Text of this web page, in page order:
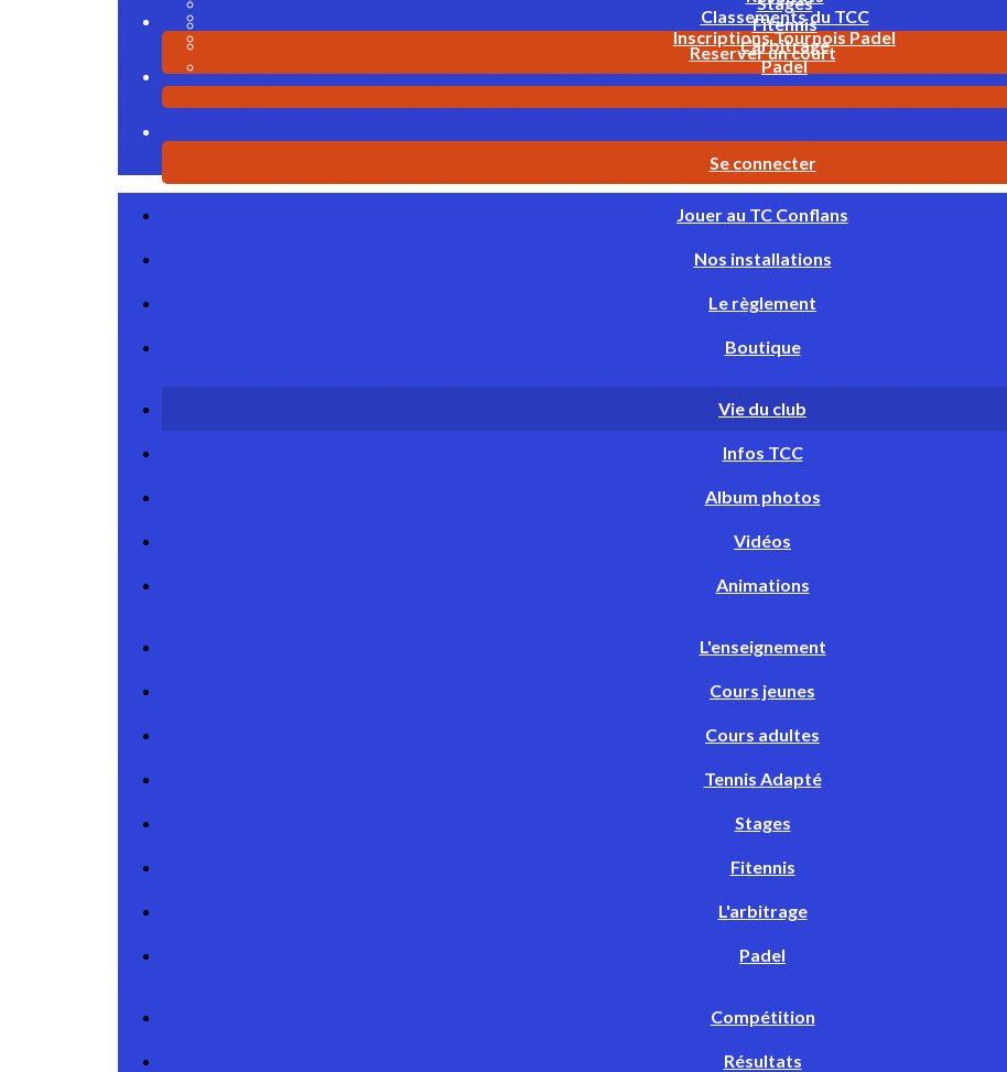
Fitennis
L'arbitrage
Padel
Classements du TCC
Inscriptions Tournois Padel
Reserver un court
Se connecter
Jouer au TC Conflans
Nos installations
Le règlement
Boutique
Vie du club
Infos TCC
Album photos
Vidéos
Animations
L'enseignement
Cours jeunes
Cours adultes
Tennis Adapté
Stages
Fitennis
L'arbitrage
Padel
Compétition
Résultats